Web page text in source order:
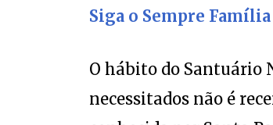
necessitados não é
conhecida por Santa